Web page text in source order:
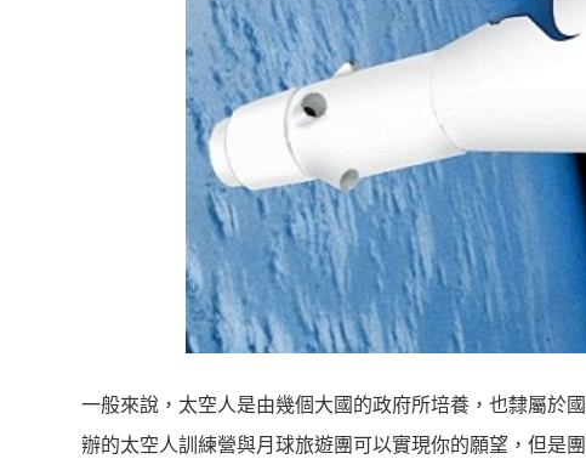
一般來說，太空人是由幾個大國的政府所培養，也隸屬於
辦的太空人訓練營與月球旅遊團可以實現你的願望，但是